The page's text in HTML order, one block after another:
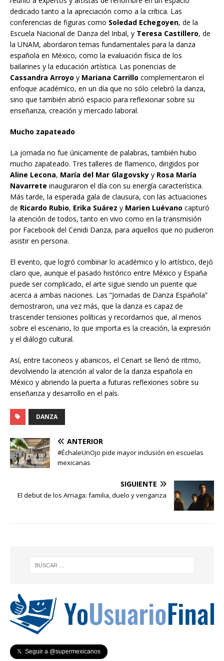
dedicado tanto a la apreciación como a la crítica. Las
conferencias de figuras como Soledad Echegoyen, de la
Escuela Nacional de Danza del Inbal, y Teresa Castillero, de
la UNAM, abordaron temas fundamentales para la danza
española en México, como la evaluación física de los
bailarines y la educación artística. Las ponencias de
Cassandra Arroyo y Mariana Carrillo complementaron el
enfoque académico, en un día que no sólo celebró la danza,
sino que también abrió espacio para reflexionar sobre su
enseñanza, creación y mercado laboral.
Mucho zapateado
La jornada no fue únicamente de palabras, también hubo
mucho zapateado. Tres talleres de flamenco, dirigidos por
Aline Lecona, María del Mar Glagovsky y Rosa María
Navarrete inauguraron el día con su energía característica.
Más tarde, la esperada gala de clausura, con las actuaciones
de Ricardo Rubio, Erika Suárez y Marien Luévano capturó
la atención de todos, tanto en vivo como en la transmisión
por Facebook del Cenidi Danza, para aquellos que no pudieron
asistir en persona.
El evento, que logró combinar lo académico y lo artístico, dejó
claro que, aunque el pasado histórico entre México y España
puede ser complicado, el arte sigue siendo un puente que
acerca a ambas naciones. Las “Jornadas de Danza Española”
demostraron, una vez más, que la danza es capaz de
trascender tensiones políticas y recordarnos que, al menos
sobre el escenario, lo que importa es la creación, la expresión
y el diálogo cultural.
Así, entre taconeos y abanicos, el Cenart se llenó de ritmo,
devolviendo la atención al valor de la danza española en
México y abriendo la puerta a futuras reflexiones sobre su
enseñanza y desarrollo en el país.
DANZA
ANTERIOR
#ÉchaleUnOjo pide mayor inclusión en escuelas
mexicanas
SIGUIENTE
El debut de los Arriaga: familia, duelo y venganza
𝕏 Seguir a @supermexicanos